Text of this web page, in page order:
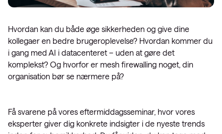
Hvordan kan du både øge sikkerheden og give dine
kollegaer en bedre brugeroplevelse? Hvordan kommer du
i gang med AI i datacenteret – uden at gøre det
komplekst? Og hvorfor er mesh firewalling noget, din
organisation bør se nærmere på?
Få svarene på vores eftermiddagsseminar, hvor vores
eksperter giver dig konkrete indsigter i de nyeste trends